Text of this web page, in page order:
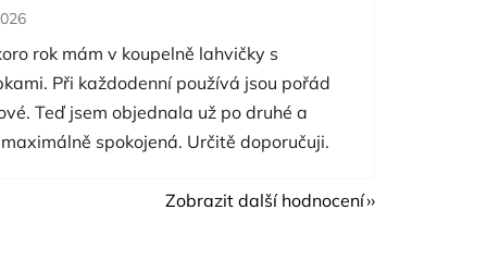
obchodu je 5 z 5 hvězdiček.
rok mám v koupelně lahvičky s
Při každodenní používá jsou pořád
Teď jsem objednala už po druhé a
spokojená. Určitě doporučuji.
Zobrazit další hodnocení